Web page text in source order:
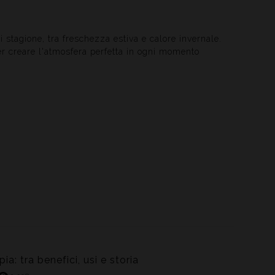
tra freschezza estiva e calore invernale.
creare l'atmosfera perfetta in ogni momento
Un’essenza versatile che unisce efficacia naturale e
tra benefici, usi e storia